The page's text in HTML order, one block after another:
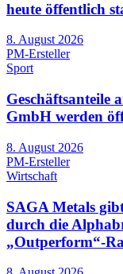
heute öffentlich
8. August 2026
PM-Ersteller
Sport
Geschäftsanteile
GmbH werden
8. August 2026
PM-Ersteller
Wirtschaft
SAGA Metals
durch die
„Outperform“-